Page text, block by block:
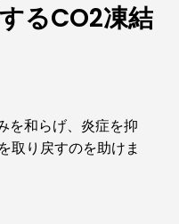
るCO2凍結
を和らげ、炎症を抑
取り戻すのを助けま